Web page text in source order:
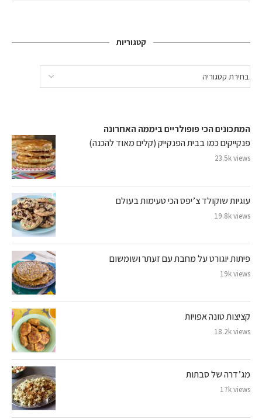
קטגוריות
המתכונים הכי פופולריים ביממה האחרונה
פנקייקים כמו בבית הפנקייק (קלים מאוד להכנה)
23.5k views
עוגיות שוקולד צ’יפס הכי טעימות בעולם
19.8k views
פיתות יוגורט על מחבת עם זעתר ושומשום
19k views
קציצות טונה אפויות
18.2k views
מג’דרה של סבתות
17k views